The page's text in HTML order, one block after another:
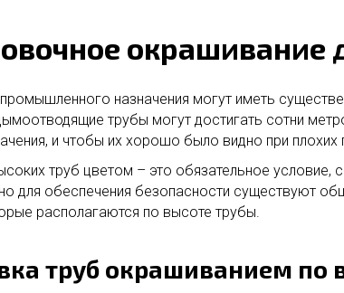
окрашивание
назначения могут иметь
трубы могут достигать сотни
и чтобы их хорошо было видно при плохих
труб цветом – это обязательное
для обеспечения безопасности существуют
располагаются по высоте трубы.
труб окрашиванием по